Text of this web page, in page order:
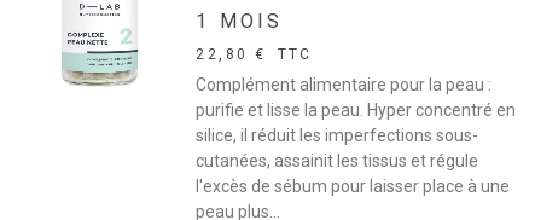
1 MOIS
22,80 € TTC
Complément alimentaire pour la peau :
purifie et lisse la peau. Hyper concentré en
silice, il réduit les imperfections sous-
cutanées, assainit les tissus et régule
l'excès de sébum pour laisser place à une
peau plus...